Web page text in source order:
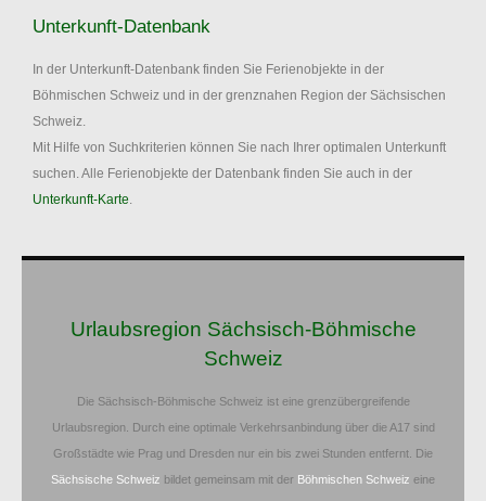
Unterkunft-Datenbank
In der Unterkunft-Datenbank finden Sie Ferienobjekte in der
Böhmischen Schweiz und in der grenznahen Region der Sächsischen
Schweiz.
Mit Hilfe von Suchkriterien können Sie nach Ihrer optimalen Unterkunft
suchen. Alle Ferienobjekte der Datenbank finden Sie auch in der
Unterkunft-Karte.
Urlaubsregion Sächsisch-Böhmische
Schweiz
Die Sächsisch-Böhmische Schweiz ist eine grenzübergreifende
Urlaubsregion. Durch eine optimale Verkehrsanbindung über die A17 sind
Großstädte wie Prag und Dresden nur ein bis zwei Stunden entfernt. Die
Sächsische Schweiz bildet gemeinsam mit der Böhmischen Schweiz eine